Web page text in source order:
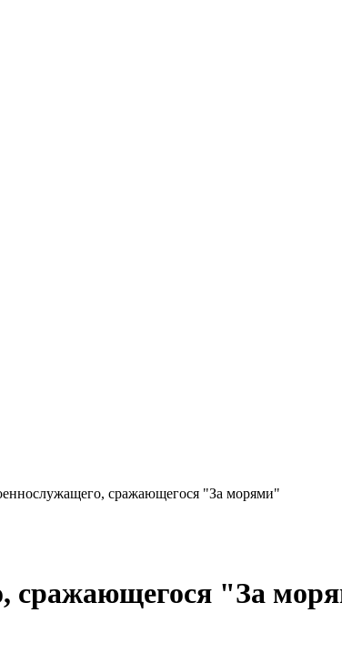
сражающегося "За морями"
сражающегося "За